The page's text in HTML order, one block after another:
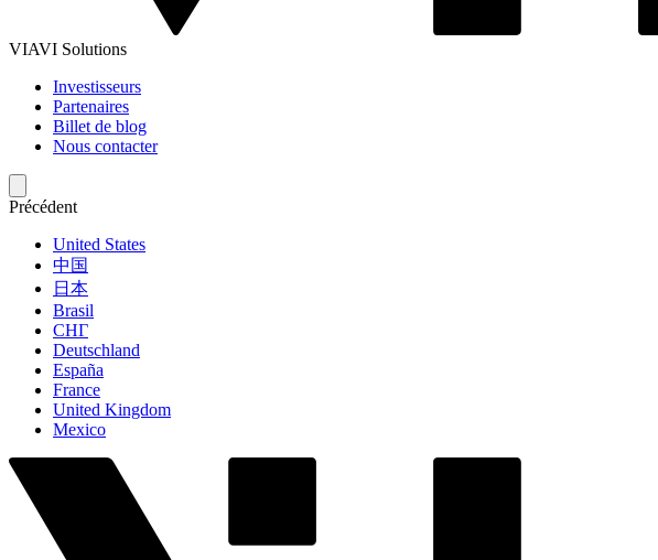
VIAVI Solutions
Investisseurs
Partenaires
Billet de blog
Nous contacter
Précédent
United States
中国
日本
Brasil
СНГ
Deutschland
España
France
United Kingdom
Mexico